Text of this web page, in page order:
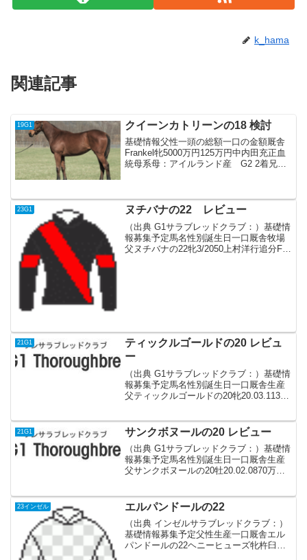
k_hama
関連記事
19G1 クイーンカトリーンの18 検討
基礎情報父性一頭の総額一口の金額厩舎
Frankel牝5000万円125万円中内田充正血
統母系母：アイルランド産 G2 2着兄弟
て早熟気味で一度負けると立て直らない
傾向が...
23G1 ヌチバナの22 レビュー
（出典 G1サラブレッドクラブ：）基礎情
報募集予定馬名性別誕生日一口厩舎牧場
父ヌチバナの22牝3/2050上村洋行追分Fル
21G1
ティックルゴールドの20 レビュ
ー
（出典 G1サラブレッドクラブ：）基礎情
報募集予定馬名性別誕生日一口厩舎生産
父ティックルゴールドの20牝20.03.1135
の中距離で活躍したが、ドレフォンはア
メ...
21G1 サンクボヌールの20 レビュー
（出典 G1サラブレッドクラブ：）基礎情
報募集予定馬名性別誕生日一口厩舎生産
父サンクボヌールの20牡20.02.0870万円
勝ち上がり率は約40%と高い。ディー
プ...
23インゼル エルパンドールの22
（出典 インゼルサラブレッドクラブ：）
基礎情報募集予定父性生産一口厩舎エル
パンドールの22ヘニーヒューズ牝杵臼牧